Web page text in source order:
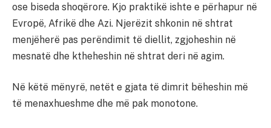
ose biseda shoqërore. Kjo praktikë ishte e përhapur në
Evropë, Afrikë dhe Azi. Njerëzit shkonin në shtrat
menjëherë pas perëndimit të diellit, zgjoheshin në
mesnatë dhe ktheheshin në shtrat deri në agim.
Në këtë mënyrë, netët e gjata të dimrit bëheshin më
të menaxhueshme dhe më pak monotone.